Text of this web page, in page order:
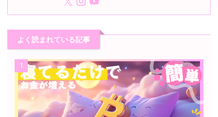
よく読まれている記事
1